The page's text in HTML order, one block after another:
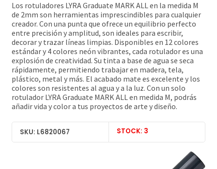
Los rotuladores LYRA Graduate MARK ALL en la medida M
de 2mm son herramientas imprescindibles para cualquier
creador. Con una punta que ofrece un equilibrio perfecto
entre precisión y amplitud, son ideales para escribir,
decorar y trazar líneas limpias. Disponibles en 12 colores
estándar y 4 colores neón vibrantes, cada rotulador es una
explosión de creatividad. Su tinta a base de agua se seca
rápidamente, permitiendo trabajar en madera, tela,
plástico, metal y más. El acabado mate es excelente y los
colores son resistentes al agua y a la luz. Con un solo
rotulador LYRA Graduate MARK ALL en medida M, podrás
añadir vida y color a tus proyectos de arte y diseño.
SKU: L6820067 STOCK: 3